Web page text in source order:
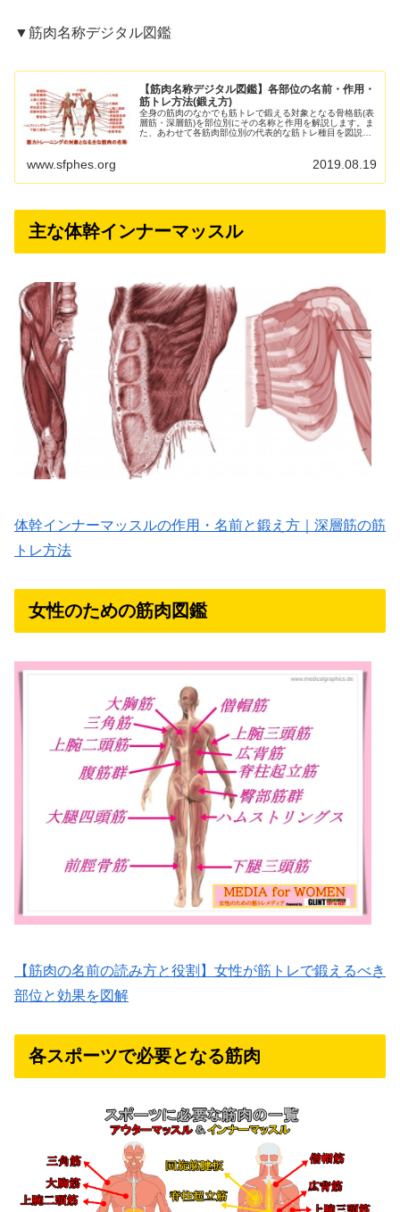
▼筋肉名称デジタル図鑑
【筋肉名称デジタル図鑑】各部位の名前・作用・
筋トレ方法(鍛え方)
全身の筋肉のなかでも筋トレで鍛える対象となる骨格筋(表
層筋・深層筋)を部位別にその名称と作用を解説します。ま
た、あわせて各筋肉部位別の代表的な筋トレ種目を図説す
www.sfphes.org 2019.08.19
主な体幹インナーマッスル
体幹インナーマッスルの作用・名前と鍛え方｜深層筋の筋
トレ方法
女性のための筋肉図鑑
【筋肉の名前の読み方と役割】女性が筋トレで鍛えるべき
部位と効果を図解
各スポーツで必要となる筋肉